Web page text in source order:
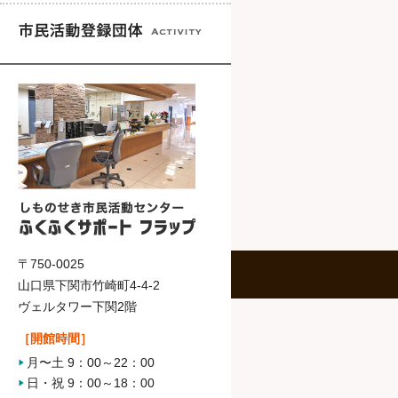
〒750-0025
山口県下関市竹崎町4-4-2
ヴェルタワー下関2階
［開館時間］
月〜土 9：00～22：00
日・祝 9：00～18：00